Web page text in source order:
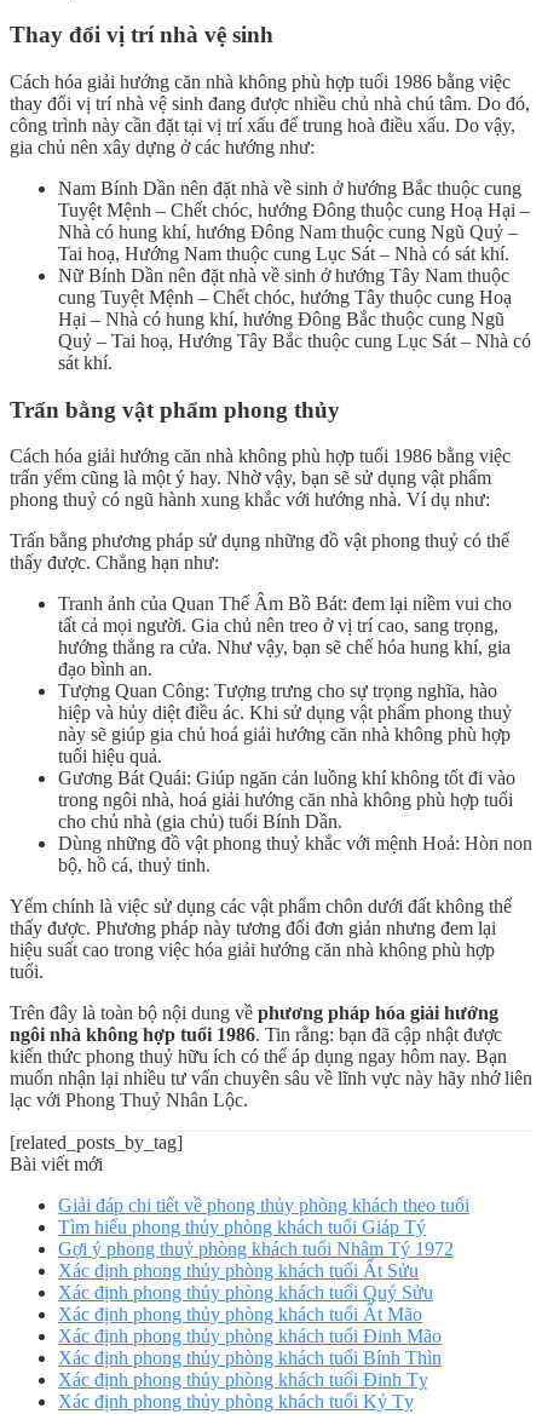
Thay đổi vị trí nhà vệ sinh
Cách hóa giải hướng căn nhà không phù hợp tuổi 1986 bằng việc
thay đổi vị trí nhà vệ sinh đang được nhiều chủ nhà chú tâm. Do đó,
công trình này cần đặt tại vị trí xấu để trung hoà điều xấu. Do vậy,
gia chủ nên xây dựng ở các hướng như:
Nam Bính Dần nên đặt nhà về sinh ở hướng Bắc thuộc cung
Tuyệt Mệnh – Chết chóc, hướng Đông thuộc cung Hoạ Hại –
Nhà có hung khí, hướng Đông Nam thuộc cung Ngũ Quỷ –
Tai hoạ, Hướng Nam thuộc cung Lục Sát – Nhà có sát khí.
Nữ Bính Dần nên đặt nhà về sinh ở hướng Tây Nam thuộc
cung Tuyệt Mệnh – Chết chóc, hướng Tây thuộc cung Hoạ
Hại – Nhà có hung khí, hướng Đông Bắc thuộc cung Ngũ
Quỷ – Tai hoạ, Hướng Tây Bắc thuộc cung Lục Sát – Nhà có
sát khí.
Trấn bằng vật phẩm phong thủy
Cách hóa giải hướng căn nhà không phù hợp tuổi 1986 bằng việc
trấn yểm cũng là một ý hay. Nhờ vậy, bạn sẽ sử dụng vật phẩm
phong thuỷ có ngũ hành xung khắc với hướng nhà. Ví dụ như:
Trấn bằng phương pháp sử dụng những đồ vật phong thuỷ có thể
thấy được. Chẳng hạn như:
Tranh ảnh của Quan Thế Âm Bồ Bát: đem lại niềm vui cho
tất cả mọi người. Gia chủ nên treo ở vị trí cao, sang trọng,
hướng thẳng ra cửa. Như vậy, bạn sẽ chế hóa hung khí, gia
đạo bình an.
Tượng Quan Công: Tượng trưng cho sự trọng nghĩa, hào
hiệp và hủy diệt điều ác. Khi sử dụng vật phẩm phong thuỷ
này sẽ giúp gia chủ hoá giải hướng căn nhà không phù hợp
tuổi hiệu quả.
Gương Bát Quái: Giúp ngăn cản luồng khí không tốt đi vào
trong ngôi nhà, hoá giải hướng căn nhà không phù hợp tuổi
cho chủ nhà (gia chủ) tuổi Bính Dần.
Dùng những đồ vật phong thuỷ khắc với mệnh Hoả: Hòn non
bộ, hồ cá, thuỷ tinh.
Yểm chính là việc sử dụng các vật phẩm chôn dưới đất không thể
thấy được. Phương pháp này tương đối đơn giản nhưng đem lại
hiệu suất cao trong việc hóa giải hướng căn nhà không phù hợp
tuổi.
Trên đây là toàn bộ nội dung về phương pháp hóa giải hướng
ngôi nhà không hợp tuổi 1986. Tin rằng: bạn đã cập nhật được
kiến thức phong thuỷ hữu ích có thể áp dụng ngay hôm nay. Bạn
muốn nhận lại nhiều tư vấn chuyên sâu về lĩnh vực này hãy nhớ liên
lạc với Phong Thuỷ Nhân Lộc.
[related_posts_by_tag]
Bài viết mới
Giải đáp chi tiết về phong thủy phòng khách theo tuổi
Tìm hiểu phong thủy phòng khách tuổi Giáp Tý
Gợi ý phong thuỷ phòng khách tuổi Nhâm Tý 1972
Xác định phong thủy phòng khách tuổi Ất Sửu
Xác định phong thủy phòng khách tuổi Quý Sửu
Xác định phong thủy phòng khách tuổi Ất Mão
Xác định phong thủy phòng khách tuổi Đinh Mão
Xác định phong thủy phòng khách tuổi Bính Thìn
Xác định phong thủy phòng khách tuổi Đinh Tỵ
Xác định phong thủy phòng khách tuổi Kỷ Tỵ